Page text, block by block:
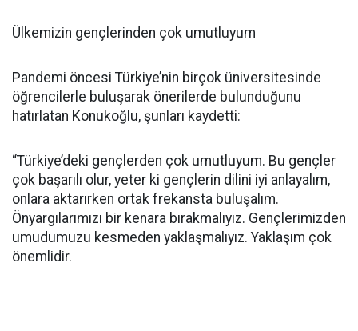
Ülkemizin gençlerinden çok umutluyum
Pandemi öncesi Türkiye’nin birçok üniversitesinde
öğrencilerle buluşarak önerilerde bulunduğunu
hatırlatan Konukoğlu, şunları kaydetti:
“Türkiye’deki gençlerden çok umutluyum. Bu gençler
çok başarılı olur, yeter ki gençlerin dilini iyi anlayalım,
onlara aktarırken ortak frekansta buluşalım.
Önyargılarımızı bir kenara bırakmalıyız. Gençlerimizden
umudumuzu kesmeden yaklaşmalıyız. Yaklaşım çok
önemlidir.